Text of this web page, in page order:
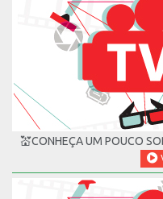
💒CONHEÇA UM POUCO